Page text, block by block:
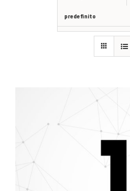
predefinito
Mostra